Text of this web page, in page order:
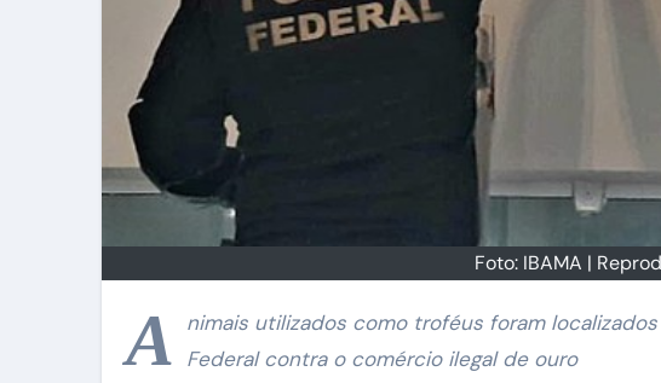
Foto: IBAMA |
A nimais utilizados como troféus foram
Federal contra o comércio ilegal de ouro